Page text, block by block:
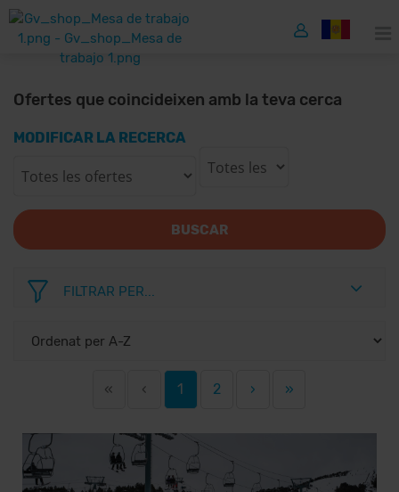
Ofertes que coincideixen amb la teva cerca
MODIFICAR LA RECERCA
BUSCAR
FILTRAR PER...
« ‹ 1 2 › »